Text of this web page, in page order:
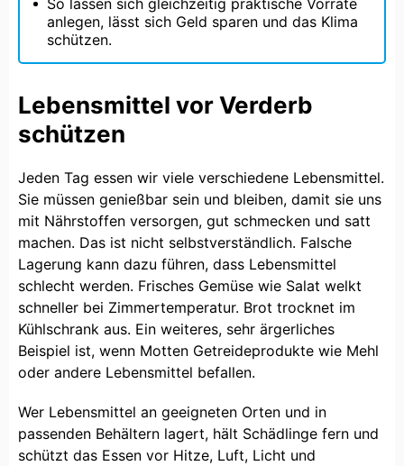
anlegen, lässt sich Geld sparen und das Klima
schützen.
Lebensmittel vor Verderb
schützen
Jeden Tag essen wir viele verschiedene Lebensmittel.
Sie müssen genießbar sein und bleiben, damit sie uns
mit Nährstoffen versorgen, gut schmecken und satt
machen. Das ist nicht selbstverständlich. Falsche
Lagerung kann dazu führen, dass Lebensmittel
schlecht werden. Frisches Gemüse wie Salat welkt
schneller bei Zimmertemperatur. Brot trocknet im
Kühlschrank aus. Ein weiteres, sehr ärgerliches
Beispiel ist, wenn Motten Getreideprodukte wie Mehl
oder andere Lebensmittel befallen.
Wer Lebensmittel an geeigneten Orten und in
passenden Behältern lagert, hält Schädlinge fern und
schützt das Essen vor Hitze, Luft, Licht und